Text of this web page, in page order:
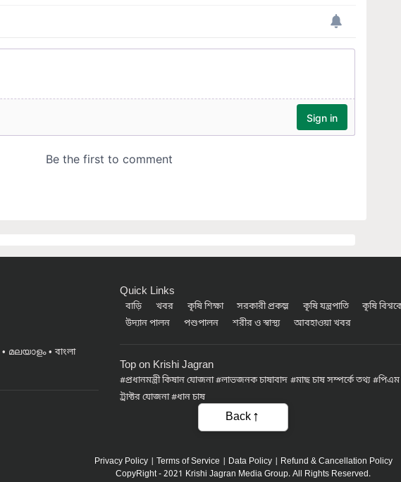
Quick Links
বাড়ি কৃষি শিক্ষা সরকারী প্রকল্প কৃষি যন্ত্রপাতি
কৃষি
উদ্যান পালন
শরীর ও স্বাস্থ্য
Top on Krishi Jagran
প্রধানমন্ত্রী কিষান যোজনা মাছ চাষ সম্পর্কে তথ্য
পিএম
ট্রাক্টর যোজনা
CopyRight - 2021 Krishi Jagran Media Group. All Rights Reserved.
Back